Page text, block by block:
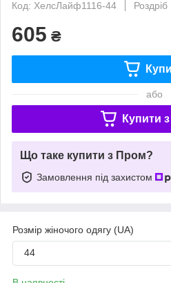
Код: ХелсЛайф1116-44
Роздріб
605 ₴
або
Купити з
Що таке купити з Пром?
Замовлення під захистом
Розмір жіночого одягу (UA)
44